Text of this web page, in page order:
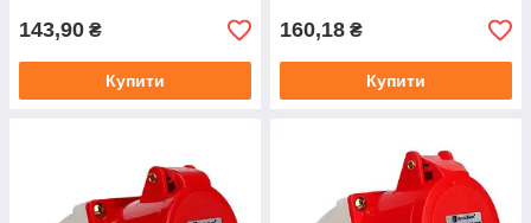
143,90 ₴
Купити
160,18 ₴
Купити